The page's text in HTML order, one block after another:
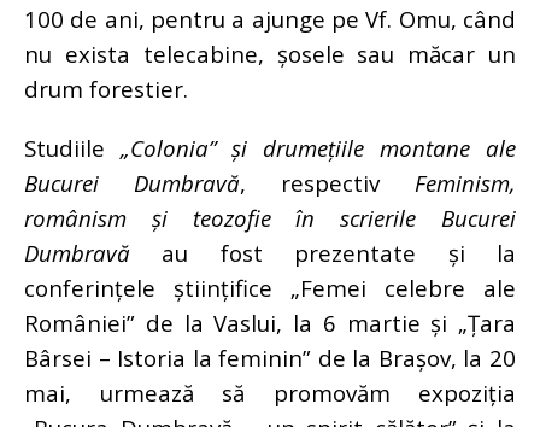
100 de ani, pentru a ajunge pe Vf. Omu, când
nu exista telecabine, șosele sau măcar un
drum forestier.
Studiile „Colonia” și drumețiile montane ale
Bucurei Dumbravă, respectivFeminism,
românism și teozofie în scrierile Bucurei
Dumbravă au fost prezentate și la
conferințele științifice „Femei celebre ale
României” de la Vaslui, la 6 martie și „Țara
Bârsei – Istoria la feminin” de la Brașov, la 20
mai, urmează să promovăm expoziția